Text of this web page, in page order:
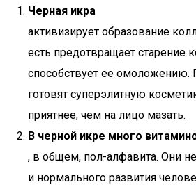
Черная икра
активизирует образование
есть предотвращает старение
способствует ее омоложению.
готовят суперэлитную
приятнее, чем на лицо мазать.
В черной икре много
, в общем, пол-алфавита. Они
и нормального развития